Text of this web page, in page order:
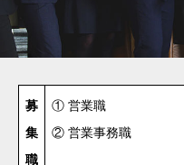
募
集
職
① 営業職
② 営業事務職